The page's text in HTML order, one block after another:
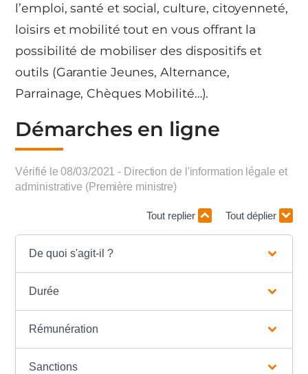
l’emploi, santé et social, culture, citoyenneté,
loisirs et mobilité tout en vous offrant la
possibilité de mobiliser des dispositifs et
outils (Garantie Jeunes, Alternance,
Parrainage, Chèques Mobilité…).
Démarches en ligne
Vérifié le 08/03/2021 - Direction de l'information légale et
administrative (Première ministre)
Tout replier Tout déplier
De quoi s'agit-il ?
Durée
Rémunération
Sanctions